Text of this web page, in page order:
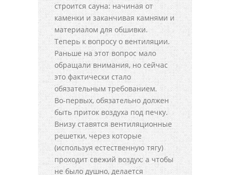
строится сауна: начиная от
каменки и заканчивая камнями и
материалом для обшивки.
Теперь к вопросу о вентиляции.
Раньше на этот вопрос мало
обращали внимания, но сейчас
это фактически стало
обязательным требованием.
Во-первых, обязательно должен
быть приток воздуха под печку.
Внизу ставятся вентиляционные
решетки, через которые
(используя естественную тягу)
проходит свежий воздух; а чтобы
не было душно, делается